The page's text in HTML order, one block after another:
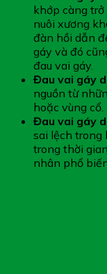
khớp càng trở
nuôi xương
đàn hồi dẫn
gáy và đó
đau vai gáy.
Đau vai gáy
nguồn từ
hoặc vùng cổ.
Đau vai gáy
sai lệch trong
trong thời
nhân phổ